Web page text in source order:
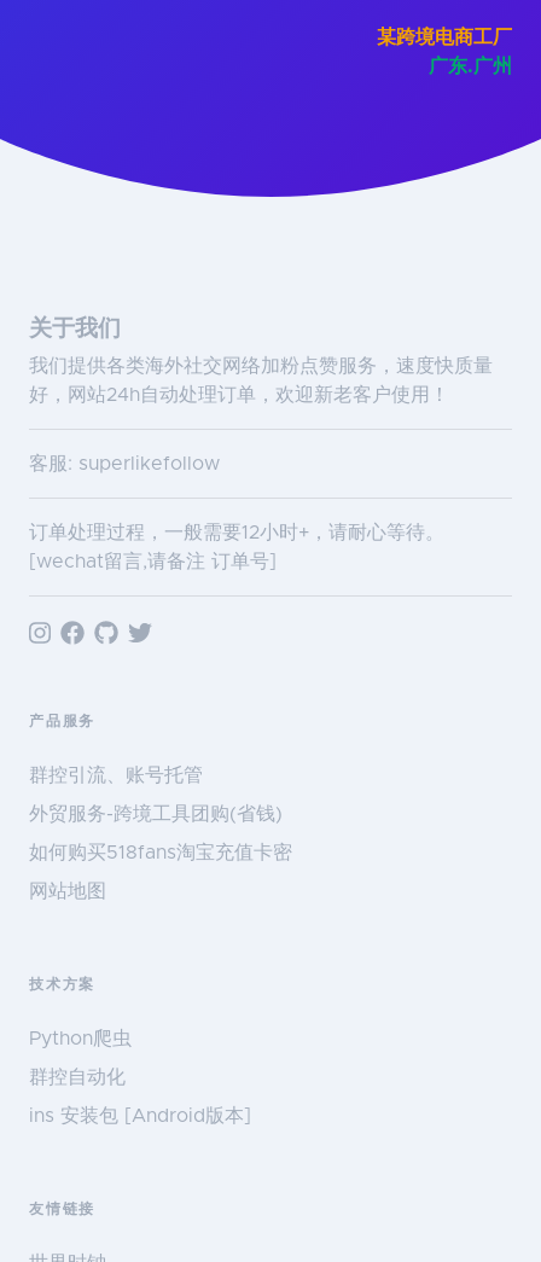
某跨境电商工厂
广东.广州
关于我们
我们提供各类海外社交网络加粉点赞服务，速度快质量
好，网站24h自动处理订单，欢迎新老客户使用！
客服: superlikefollow
订单处理过程，一般需要12小时+，请耐心等待。
[wechat留言,请备注 订单号]
产品服务
群控引流、账号托管
外贸服务-跨境工具团购(省钱)
如何购买518fans淘宝充值卡密
网站地图
技术方案
Python爬虫
群控自动化
ins 安装包 [Android版本]
友情链接